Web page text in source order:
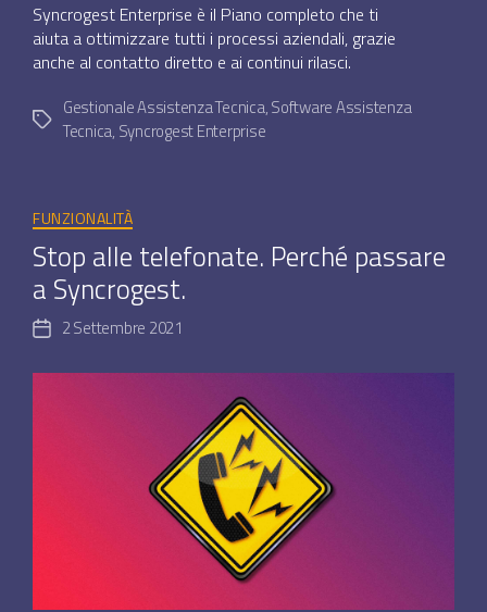
Syncrogest Enterprise è il Piano completo che ti
aiuta a ottimizzare tutti i processi aziendali, grazie
anche al contatto diretto e ai continui rilasci.
Tag
Gestionale Assistenza Tecnica,Software Assistenza
Tecnica, Syncrogest Enterprise
FUNZIONALITÀ
Stop alle telefonate. Perché passare
a Syncrogest.
Data2 Settembre 2021